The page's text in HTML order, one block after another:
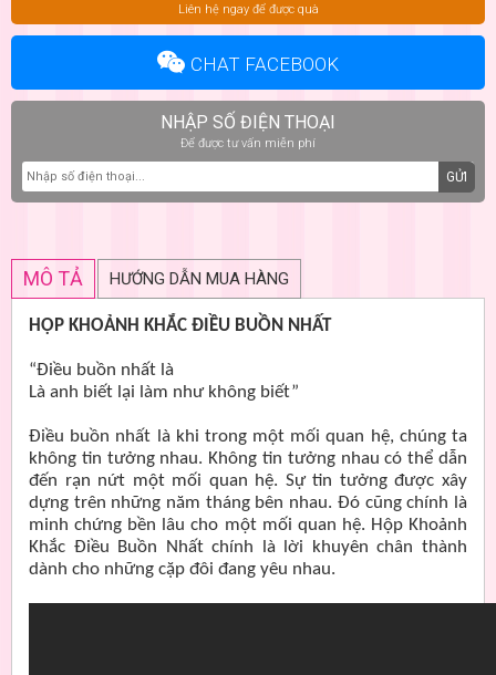
Liên hệ ngay để được quà
CHAT FACEBOOK
NHẬP SỐ ĐIỆN THOẠI
Để được tư vấn miễn phí
GỬI
MÔ TẢ HƯỚNG DẪN MUA HÀNG
HỘP KHOẢNH KHẮC ĐIỀU BUỒN NHẤT
“Điều buồn nhất là
Là anh biết lại làm như không biết”
Điều buồn nhất là khi trong một mối quan hệ, chúng ta
không tin tưởng nhau. Không tin tưởng nhau có thể dẫn
đến rạn nứt một mối quan hệ. Sự tin tưởng được xây
dựng trên những năm tháng bên nhau. Đó cũng chính là
minh chứng bền lâu cho một mối quan hệ. Hộp Khoảnh
Khắc Điều Buồn Nhất chính là lời khuyên chân thành
dành cho những cặp đôi đang yêu nhau.